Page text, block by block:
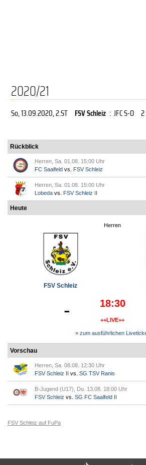
2020/21
So, 13.09.2020, 2.ST FSV Schleiz : JFC S-O 2
Rückblick
Herren, Sa. 01.08. 15:00 Uhr
FC Saalfeld vs. FSV Schleiz
Herren, Sa. 01.08. 15:00 Uhr
Lobeda vs. FSV Schleiz II
Heute
Herren
FSV Schleiz
- 18:30
++LIVE++
» zum ausführlichen
Vorschau
Herren, Sa. 08.08. 12:30 Uhr
FSV Schleiz II vs. SG TSV Ranis
B-Jugend (U17), Do. 13.08. 18:00 Uhr
FSV Schleiz vs. SG FC Saalfeld II
FSV Schleiz auf FuPa